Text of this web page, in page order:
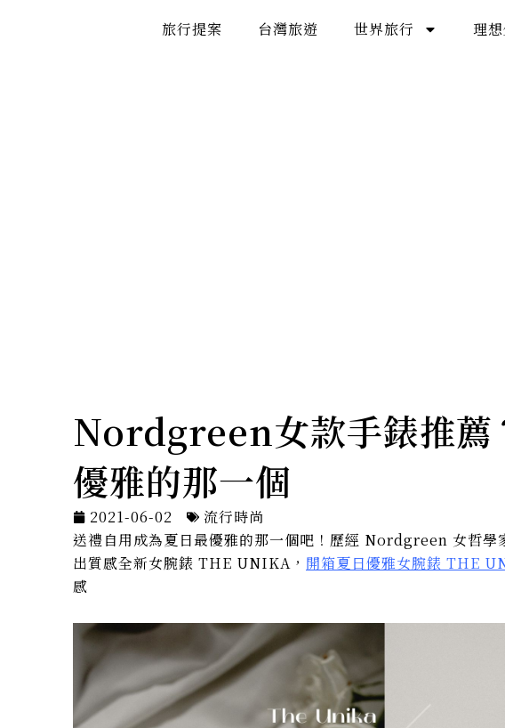
旅行提案 台灣旅遊 世界旅行 理
Nordgreen女款手錶推
優雅的那一個
2021-06-02
流行時尚
送禮自用成為夏日最優雅的那一個吧！歷經 Nordgreen 女哲學
出質感全新女腕錶 THE UNIKA， 開箱夏日優雅女腕錶 THE
感